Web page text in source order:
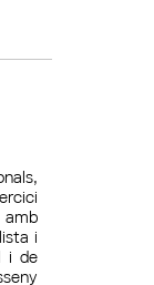
i
i de